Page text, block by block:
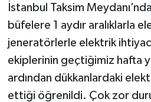
İstanbul Taksim
büfelere 1 aydır aralıklarla
jeneratörlerle elektrik
ekiplerinin geçtiğimiz hafta
ardından dükkanlardaki
ettiği öğrenildi. Çok zor